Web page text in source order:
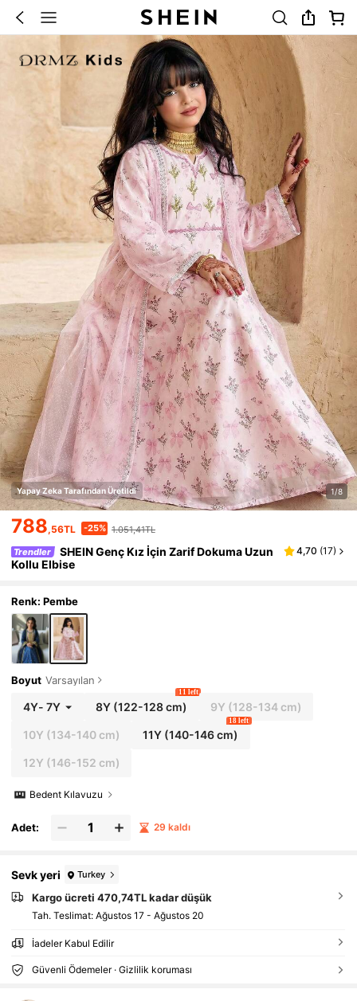
Yapay Zeka Tarafından Üretildi 1/8
788,56TL -25% 1.051,41TL
Trendler
SHEIN Genç Kız İçin Zarif Dokuma Uzun
Kollu Elbise
4,70 (17)
Renk: Pembe
Boyut Varsayılan
4Y- 7Y 8Y (122-128 cm)
11 left
9Y (128-134 cm)
10Y (134-140 cm) 11Y (140-146 cm)
18 left
12Y (146-152 cm)
Bedent Kılavuzu
Adet: 29 kaldı
Sevk yeri Turkey
Kargo ücreti 470,74TL kadar düşük
Tah. Teslimat: Ağustos 17 - Ağustos 20
İadeler Kabul Edilir
Güvenli Ödemeler · Gizlilik koruması